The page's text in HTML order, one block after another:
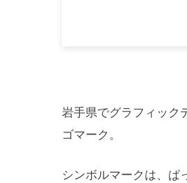
岩手県でグラフィック
ゴマーク。
シンボルマークは、ぱ